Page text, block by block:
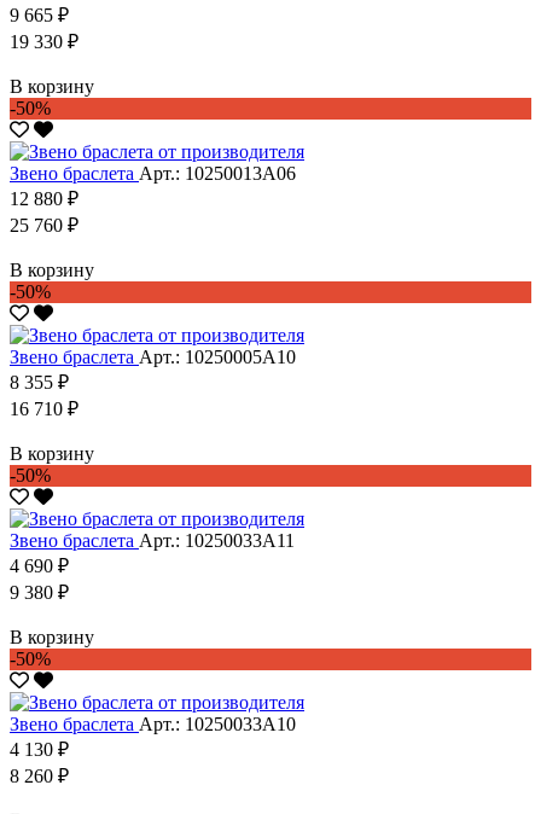
9 665 ₽
19 330 ₽
В корзину
-50%
Звено браслета Арт.: 10250013А06
12 880 ₽
25 760 ₽
В корзину
-50%
Звено браслета Арт.: 10250005А10
8 355 ₽
16 710 ₽
В корзину
-50%
Звено браслета Арт.: 10250033А11
4 690 ₽
9 380 ₽
В корзину
-50%
Звено браслета Арт.: 10250033А10
4 130 ₽
8 260 ₽